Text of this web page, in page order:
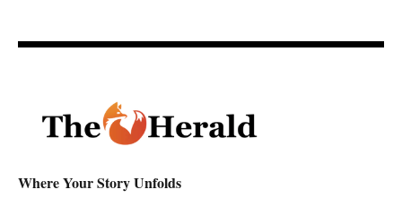
Where Your Story Unfolds